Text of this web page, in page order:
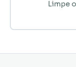
Limpe